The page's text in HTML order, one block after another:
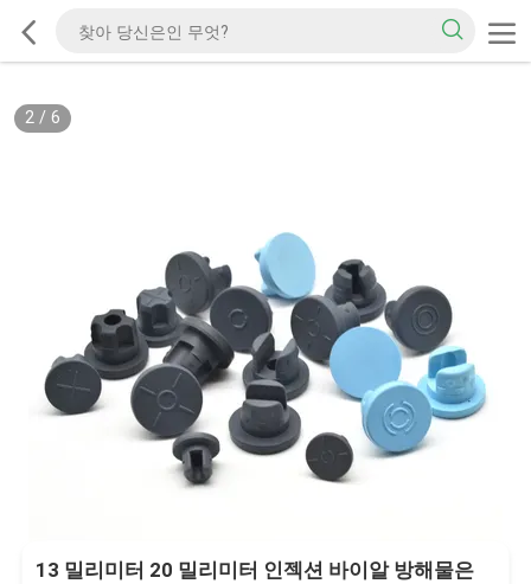
2/ 6
13 밀리미터 20 밀리미터 인젝션 바이알 방해물은